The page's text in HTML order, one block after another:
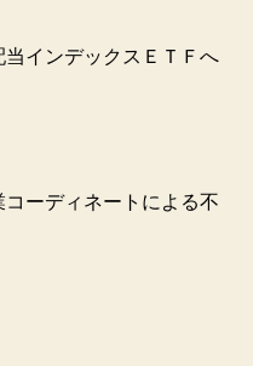
当インデックスＥＴＦへ
ーディネートによる不